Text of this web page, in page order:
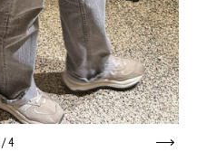
/4